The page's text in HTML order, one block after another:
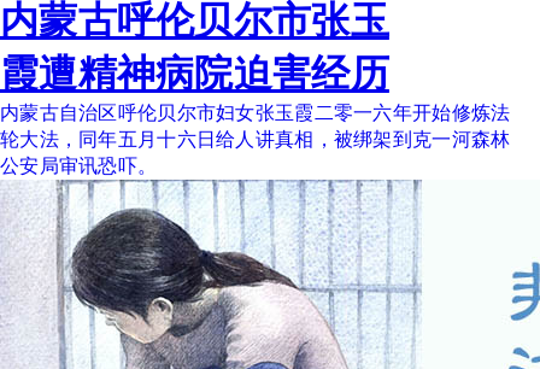
内蒙古呼伦贝尔市张玉
霞遭精神病院迫害经历
内蒙古自治区呼伦贝尔市妇女张玉霞二零一六年开始修炼法
轮大法，同年五月十六日给人讲真相，被绑架到克一河森林
公安局审讯恐吓。